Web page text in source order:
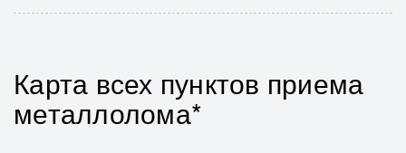
Карта всех пунктов приема
металлолома*